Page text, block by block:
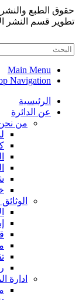
تطوير قسم النشر
Main Menu
Navigation
الرئيسية
عن الدائرة
من
ادارة